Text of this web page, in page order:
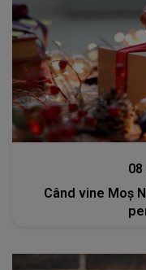
Când vine Moș